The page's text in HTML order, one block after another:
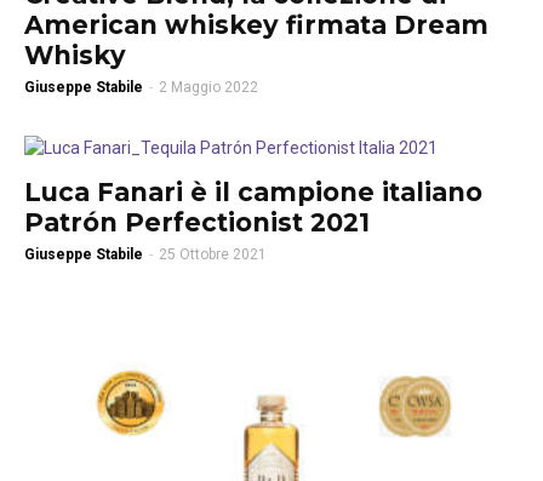
American whiskey firmata Dream
Whisky
Giuseppe Stabile - 2 Maggio 2022
Luca Fanari è il campione italiano
Patrón Perfectionist 2021
Giuseppe Stabile - 25 Ottobre 2021